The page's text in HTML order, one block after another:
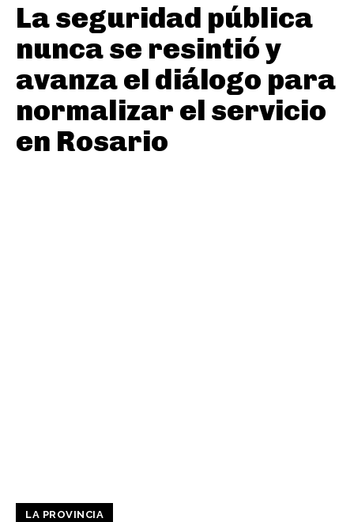
La seguridad pública
nunca se resintió y
avanza el diálogo para
normalizar el servicio
en Rosario
LA PROVINCIA